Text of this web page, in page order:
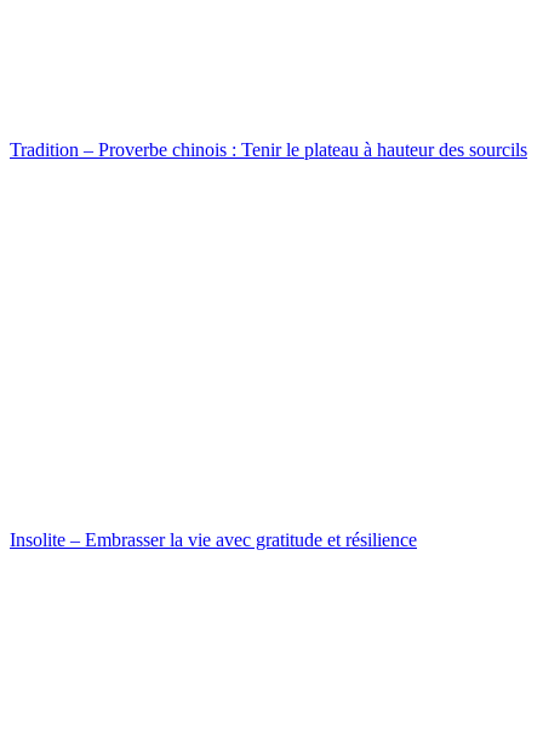
Tradition – Proverbe chinois : Tenir le plateau à hauteur des sourcils
Insolite – Embrasser la vie avec gratitude et résilience